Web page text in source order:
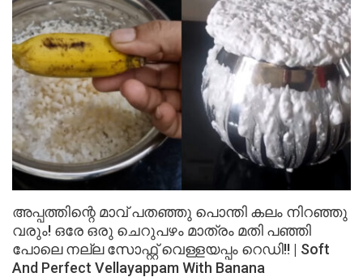
അപ്പത്തിന്റെ മാവ് പതഞ്ഞു പൊന്തി കലം നിറഞ്ഞു
വരും! ഒരേ ഒരു ചെറുപഴം മാത്രം മതി പഞ്ഞി
പോലെ നല്ല സോഫ്റ്റ് വെള്ളയപ്പം റെഡി!! | Soft
And Perfect Vellayappam With Banana